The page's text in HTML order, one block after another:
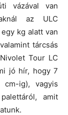
vázával van
az ULC
kg alatt van
tárcsás
Tour LC
jó hír, hogy 7
ig), vagyis
amit